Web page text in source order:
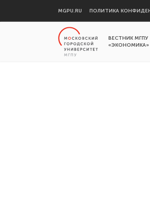
MGPU.RU ПОЛИТИКА
ВЕСТНИК МГПУ
«ЭКОНОМИКА»